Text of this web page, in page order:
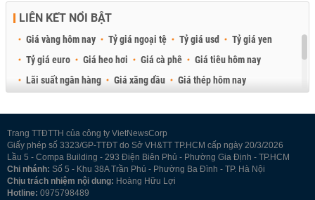
LIÊN KẾT NỔI BẬT
Giá vàng hôm nay Tỷ giá ngoại tệ Tỷ giá usd
Tỷ giá yen
Tỷ giá euro
Giá heo hơi Giá cà phê
Giá tiêu hôm nay
Lãi suất ngân hàng
Giá xăng dầu
Giá thép hôm nay
Trang TTĐTTH của công ty VietNewsCorp
Giấy phép số 3323/GP-TTĐT do Sở VH&TT TP.HCM cấp ngày 20/3/2026
Lầu 5 - Compa Building - 293 Điện Biên Phủ - Phường Gia Định - TP.HCM
Chi nhánh: Số 5 - Khu 38A Trần Phú - Phường Ba Đình - TP. Hà Nội
Chịu trách nhiệm nội dung: Hoàng Hữu Lợi
Hotline: 0975798489